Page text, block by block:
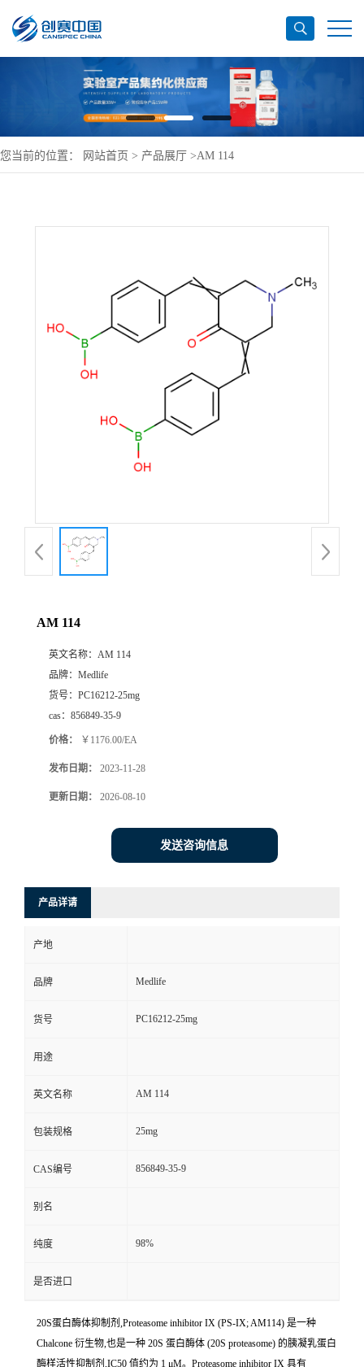
您当前的位置： 网站首页 > 产品展厅 >AM 114
AM 114
英文名称： AM 114
品牌： Medlife
货号： PC16212-25mg
cas： 856849-35-9
价格： ￥1176.00/EA
发布日期： 2023-11-28
更新日期： 2026-08-10
发送咨询信息
产品详请
产地
品牌 Medlife
货号 PC16212-25mg
用途
英文名称 AM 114
包装规格 25mg
CAS编号 856849-35-9
别名
纯度 98%
是否进口
20S蛋白酶体抑制剂,Proteasome inhibitor IX (PS-IX; AM114) 是一种
Chalcone 衍生物,也是一种 20S 蛋白酶体 (20S proteasome) 的胰凝乳蛋白
酶样活性抑制剂,IC50 值约为 1 μM。Proteasome inhibitor IX 具有